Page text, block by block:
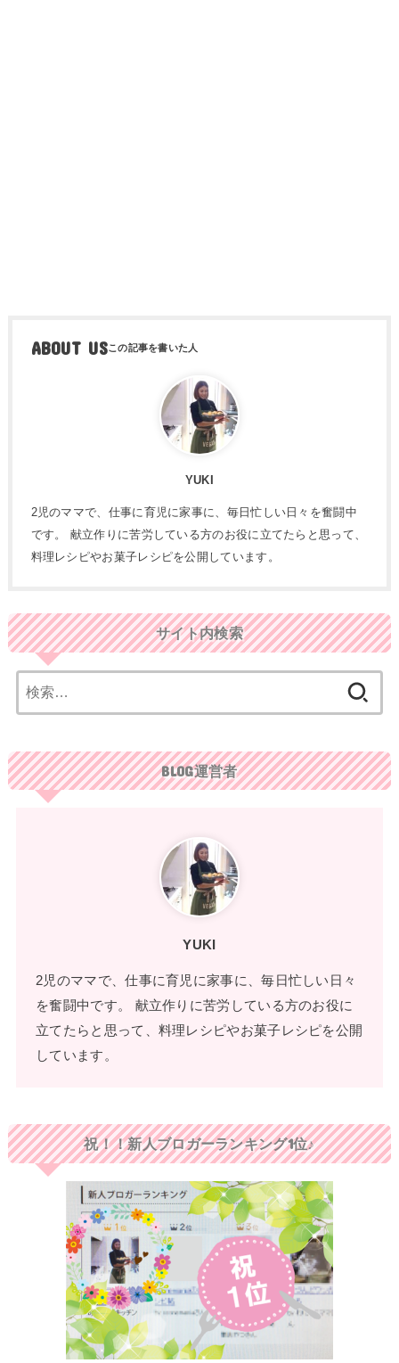
ABOUT US
YUKI
2児のママで、仕事に育児に家事に、毎日忙しい日々を奮闘中
です。 献立作りに苦労している方のお役に立てたらと思って、
料理レシピやお菓子レシピを公開しています。
サイト内検索
索:
BLOG運営者
YUKI
2児のママで、仕事に育児に家事に、毎日忙しい日々
を奮闘中です。 献立作りに苦労している方のお役に
立てたらと思って、料理レシピやお菓子レシピを公開
しています。
祝！！新人ブロガーランキング1位♪